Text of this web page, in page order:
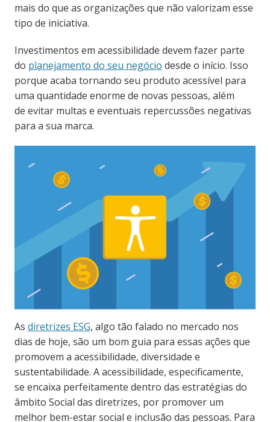
mais do que as organizações que não valorizam esse
tipo de iniciativa.
Investimentos em acessibilidade devem fazer parte
do planejamento do seu negócio desde o início. Isso
porque acaba tornando seu produto acessível para
uma quantidade enorme de novas pessoas, além
de evitar multas e eventuais repercussões negativas
para a sua marca.
As diretrizes ESG, algo tão falado no mercado nos
dias de hoje, são um bom guia para essas ações que
promovem a acessibilidade, diversidade e
sustentabilidade. A acessibilidade, especificamente,
se encaixa perfeitamente dentro das estratégias do
âmbito Social das diretrizes, por promover um
melhor bem-estar social e inclusão das pessoas. Para